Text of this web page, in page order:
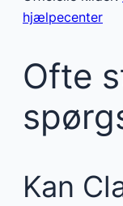
hjælpecenter
Ofte
Kan